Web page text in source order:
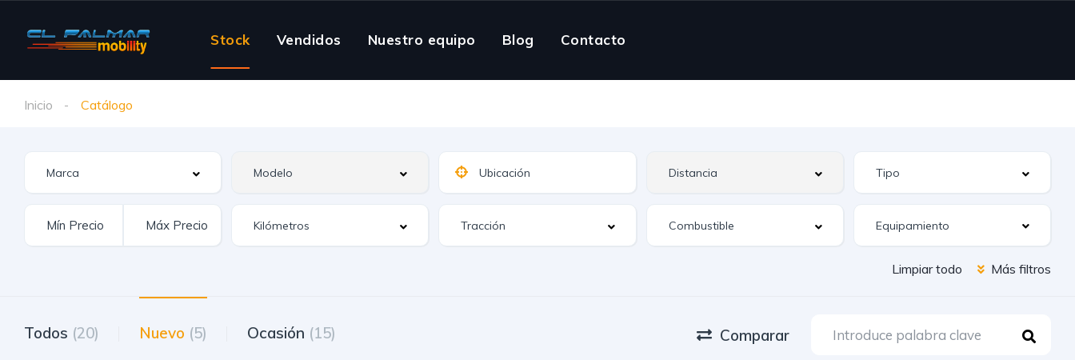
Stock Vendidos Nuestro equipo Blog Contacto
Inicio Catálogo
Equipamiento
Limpiar todo Más filtros
Todos (20) Nuevo (5) Ocasión (15) Comparar